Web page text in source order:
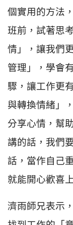
個實用的方法
班前，試著思
情」，讓我們
管理」，學會
驟，讓工作更
與轉換情緒」
分享心情，幫
講的話，我們
話，當作自己
就能開心歡喜
濟雨師兄表示